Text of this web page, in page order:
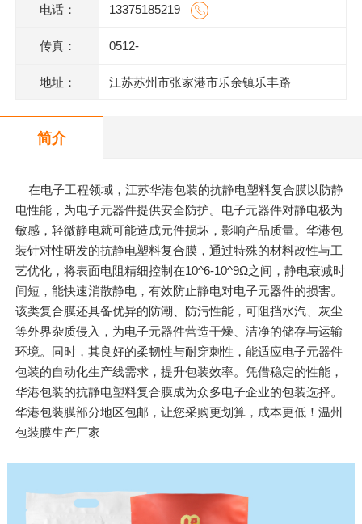
电话： 13375185219
传真： 0512-
地址： 江苏苏州市张家港市乐余镇乐丰路
简介
在电子工程领域，江苏华港包装的抗静电塑料复合膜以防静
电性能，为电子元器件提供安全防护。电子元器件对静电极为
敏感，轻微静电就可能造成元件损坏，影响产品质量。华港包
装针对性研发的抗静电塑料复合膜，通过特殊的材料改性与工
艺优化，将表面电阻精细控制在10^6-10^9Ω之间，静电衰减时
间短，能快速消散静电，有效防止静电对电子元器件的损害。
该类复合膜还具备优异的防潮、防污性能，可阻挡水汽、灰尘
等外界杂质侵入，为电子元器件营造干燥、洁净的储存与运输
环境。同时，其良好的柔韧性与耐穿刺性，能适应电子元器件
包装的自动化生产线需求，提升包装效率。凭借稳定的性能，
华港包装的抗静电塑料复合膜成为众多电子企业的包装选择。
华港包装膜部分地区包邮，让您采购更划算，成本更低！温州
包装膜生产厂家